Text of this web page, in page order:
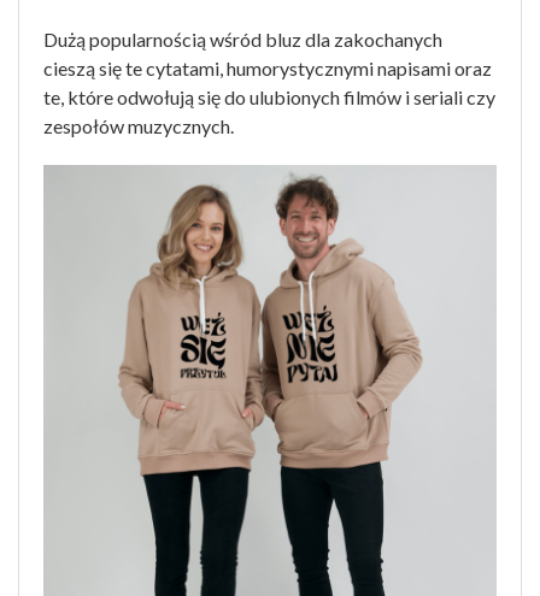
Dużą popularnością wśród bluz dla zakochanych
cieszą się te cytatami, humorystycznymi napisami oraz
te, które odwołują się do ulubionych filmów i seriali czy
zespołów muzycznych.